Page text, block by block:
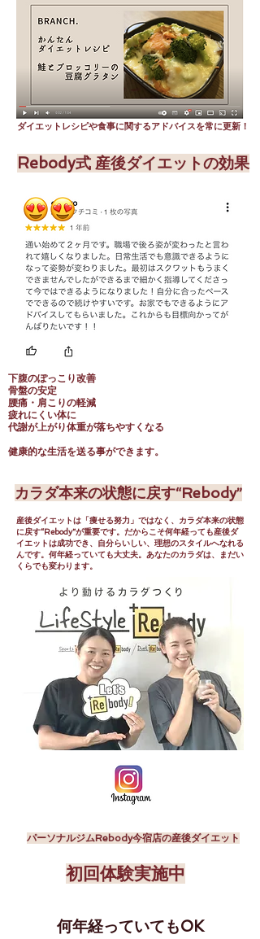
ダイエットレシピや食事に関するアドバイスを常に更新！
Rebody式 産後ダイエットの効果
下腹のぽっこり改善
骨盤の安定
腰痛・肩こりの軽減
疲れにくい体に
代謝が上がり体重が落ちやすくなる
健康的な生活を送る事ができます。
カラダ本来の状態に戻す“Rebody”
産後ダイエットは「痩せる努力」ではなく、カラダ本来の状態
に戻す“Rebody”が重要です。だからこそ何年経っても産後ダ
イエットは成功でき、自分らいしい、理想のスタイルへなれる
んです。何年経っていても大丈夫。あなたのカラダは、まだい
くらでも変わります。
パーソナルジムRebody今宿店の産後ダイエット
​初回体験実施中
何年経っていてもOK